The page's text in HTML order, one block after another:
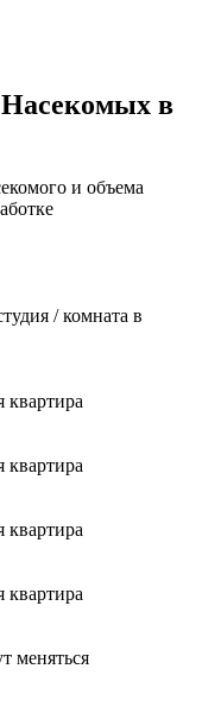
в
и объема
/ комната в
квартира
квартира
квартира
квартира
меняться